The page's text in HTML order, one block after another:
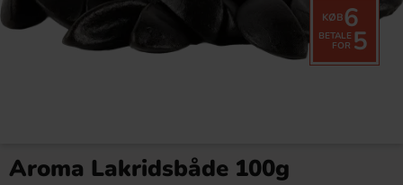
KØB6
BETALE
FOR 5
Aroma Lakridsbåde 100g